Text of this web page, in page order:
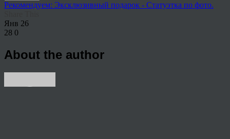
Рекомендуем: Эксклюзивный подарок - Статуэтка по фото.
Янв 26
28 0
About the author